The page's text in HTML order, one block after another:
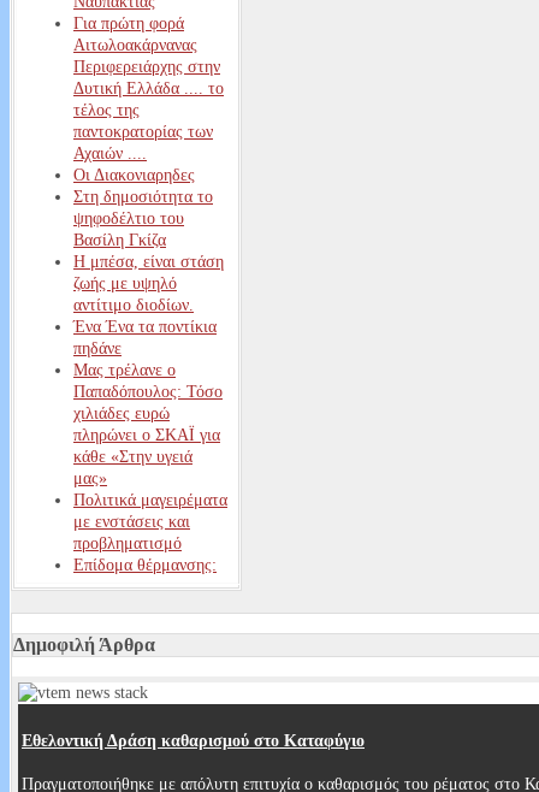
Για πρώτη φορά
Αιτωλοακάρνανας
Περιφερειάρχης στην
Δυτική Ελλάδα .... το
τέλος της
παντοκρατορίας των
Αχαιών ....
Οι Διακονιαρηδες
Στη δημοσιότητα το
ψηφοδέλτιο του
Βασίλη Γκίζα
Η μπέσα, είναι στάση
ζωής με υψηλό
αντίτιμο διοδίων.
Ένα Ένα τα ποντίκια
πηδάνε
Μας τρέλανε ο
Παπαδόπουλος: Τόσο
χιλιάδες ευρώ
πληρώνει ο ΣΚΑΪ για
κάθε «Στην υγειά
μας»
Πολιτικά μαγειρέματα
με ενστάσεις και
προβληματισμό
Επίδομα θέρμανσης:
Αυτοί είναι οι
ΕΔΩ πόσα χρήματα
θα εισπράξετε
επιδόματα που δεν
Εφορία
Πατήστε ΕΔΩ για να
Δημοφιλή Άρθρα
Εθελοντική Δράση καθαρισμού στο Καταφύγιο
Πραγματοποιήθηκε με απόλυτη επιτυχία ο καθαρισμός του ρέματος στο